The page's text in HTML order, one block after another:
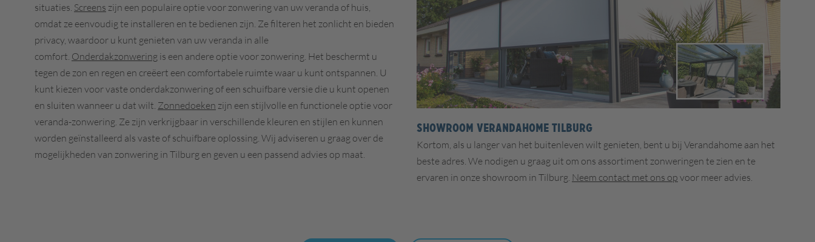
situaties. Screens zijn een populaire optie voor zonwering van uw veranda of huis,
omdat ze eenvoudig te installeren en te bedienen zijn. Ze filteren het zonlicht en bieden
privacy, waardoor u kunt genieten van uw veranda in alle
comfort. Onderdakzonwering is een andere optie voor zonwering. Het beschermt u
tegen de zon en regen en creëert een comfortabele ruimte waar u kunt ontspannen. U
kunt kiezen voor vaste onderdakzonwering of een schuifbare versie die u kunt openen
en sluiten wanneer u dat wilt. Zonnedoeken zijn een stijlvolle en functionele optie voor
veranda-zonwering. Ze zijn verkrijgbaar in verschillende kleuren en stijlen en kunnen
worden geïnstalleerd als vaste of schuifbare oplossing. Wij adviseren u graag over de
mogelijkheden van zonwering in Tilburg en geven u een passend advies op maat.
Showroom Verandahome Tilburg
Kortom, als u langer van het buitenleven wilt genieten, bent u bij Verandahome aan het
beste adres. We nodigen u graag uit om ons assortiment zonweringen te zien en te
ervaren in onze showroom in Tilburg. Neem contact met ons op voor meer advies.